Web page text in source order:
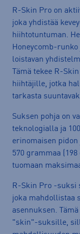
R-Skin Pro on
joka yhdistää
hiihtotuntuman.
Honeycomb-
loistavan
Tämä tekee R-
hiihtäjille, jotka
tarkasta
Suksen pohja on
teknologialla ja
erinomaisen
570 grammaa
tuomaan
R-Skin Pro -suksi
joka mahdollistaa
asennuksen.
"skin"-suksille,